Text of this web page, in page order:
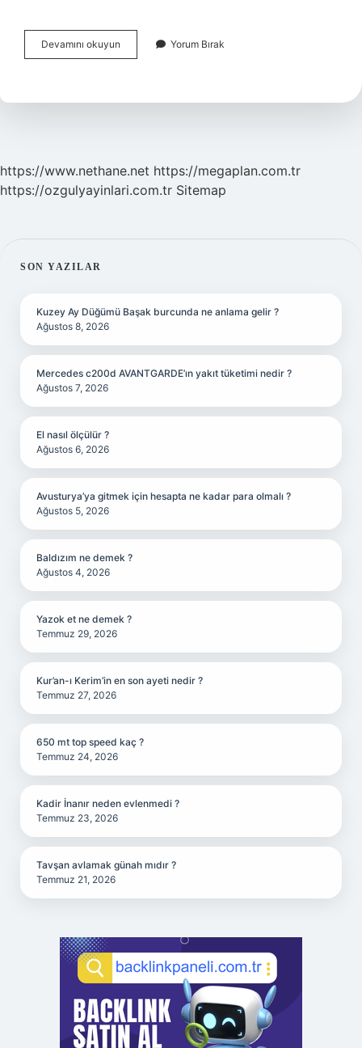
Devamını okuyun Karanlığa
Direnen
Anlatıyor
Yorum Bırak
https://www.nethane.net https://megaplan.com.tr
https://ozgulyayinlari.com.tr Sitemap
SIDEBAR
SON YAZILAR
Kuzey Ay Düğümü Başak burcunda ne anlama gelir ?
Ağustos 8, 2026
Mercedes c200d AVANTGARDE’ın yakıt tüketimi nedir ?
Ağustos 7, 2026
El nasıl ölçülür ?
Ağustos 6, 2026
Avusturya’ya gitmek için hesapta ne kadar para olmalı ?
Ağustos 5, 2026
Baldızım ne demek ?
Ağustos 4, 2026
Yazok et ne demek ?
Temmuz 29, 2026
Kur’an-ı Kerim’in en son ayeti nedir ?
Temmuz 27, 2026
650 mt top speed kaç ?
Temmuz 24, 2026
Kadir İnanır neden evlenmedi ?
Temmuz 23, 2026
Tavşan avlamak günah mıdır ?
Temmuz 21, 2026